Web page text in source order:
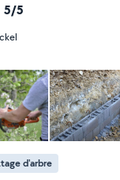
ans ché verdier
maçonnerie,posse
façade et de
facture et devis
5/5
d'arbre